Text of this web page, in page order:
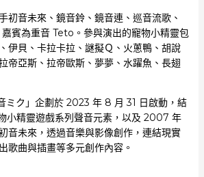
初音未來、鏡音鈴、鏡音連、巡音流歌、
賓為重音 Teto。參與演出的寵物小精靈包
伊貝、卡拉卡拉、謎擬Ｑ、火蔥鴨、胡說
帝亞斯、拉帝歐斯、夢夢、水躍魚、長翅
ミク」企劃於 2023 年 8 月 31 日啟動，結
小精靈遊戲系列聲音元素，以及 2007 年
音未來，透過音樂與影像創作，連結現實
歌曲與插畫等多元創作內容。